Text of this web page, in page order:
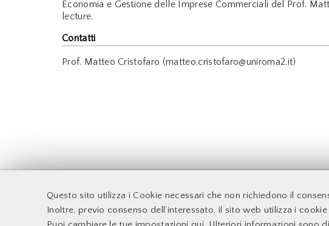
Questo sito utilizza i Cookie necessari che non richiedono il
Inoltre, previo consenso dell’interessato, il sito web utilizza i
Economia e Gestione delle Imprese Commerciali del Prof.
lecture.
Contatti
Prof. Matteo Cristofaro (matteo.cristofaro@uniroma2.it)
Accessibilità
Supporto Tecnico
Docenti
Sito web d'Ateneo